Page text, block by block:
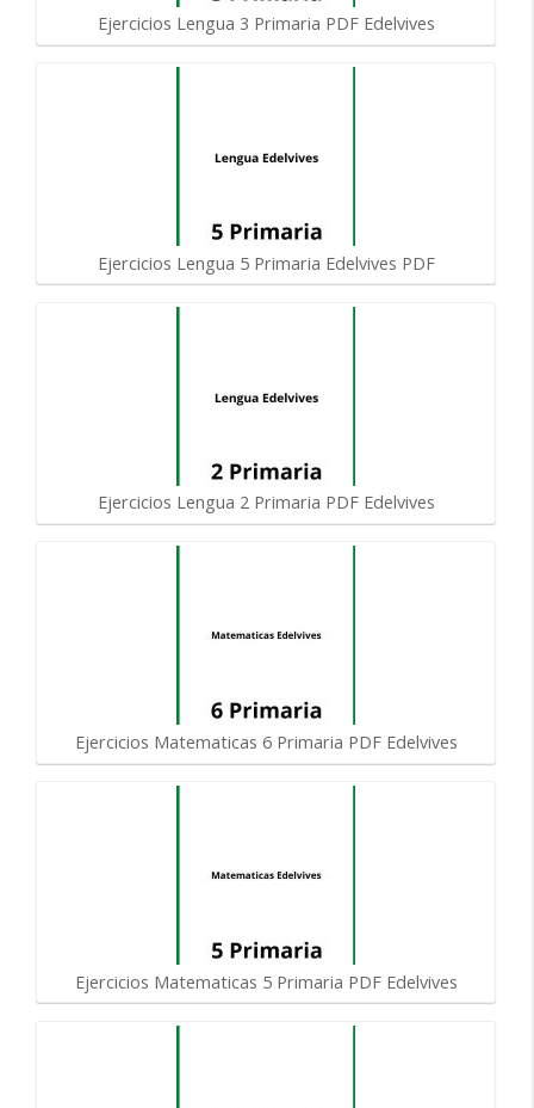
Ejercicios Lengua 3 Primaria PDF Edelvives
Ejercicios Lengua 5 Primaria Edelvives PDF
Ejercicios Lengua 2 Primaria PDF Edelvives
Ejercicios Matematicas 6 Primaria PDF Edelvives
Ejercicios Matematicas 5 Primaria PDF Edelvives